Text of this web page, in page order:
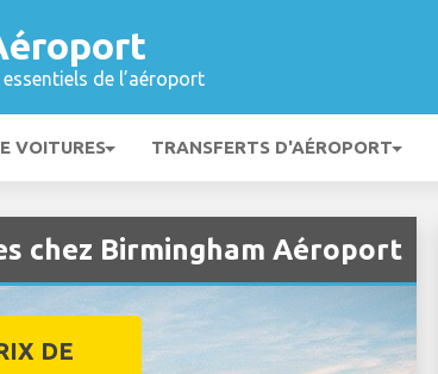
de l’aéroport
VOITURES TRANSFERTS D'AÉROPORT
chez Birmingham Aéroport
DE